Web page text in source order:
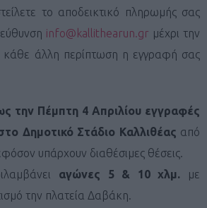
το αποδεικτικό πληρωμής σας
info@kallithearun.gr μέχρι την
κάθε άλλη περίπτωση η εγγραφή σας
την Πέμπτη 4 Απριλίου εγγραφές
Δημοτικό Στάδιο Καλλιθέας από
υπάρχουν διαθέσιμες θέσεις.
αγώνες 5 & 10 χλμ. με
την πλατεία Δαβάκη.